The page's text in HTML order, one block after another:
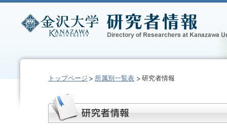
トップページ 所属別一覧表 研究者情報